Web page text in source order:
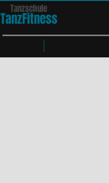
Tanzschule
TanzFitness